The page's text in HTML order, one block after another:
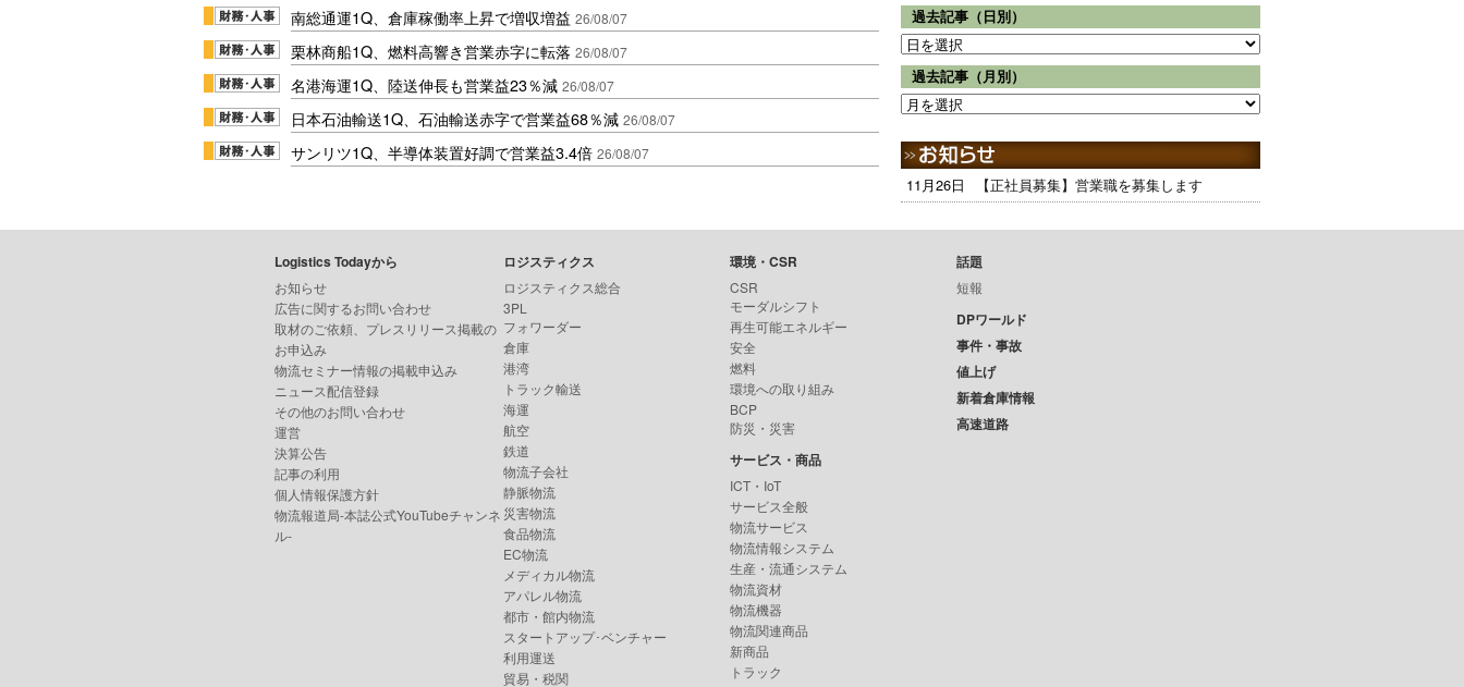
南総通運1Q、倉庫稼働率上昇で増収増益 26/08/07
栗林商船1Q、燃料高響き営業赤字に転落 26/08/07
名港海運1Q、陸送伸長も営業益23％減 26/08/07
日本石油輸送1Q、石油輸送赤字で営業益68％減 26/08/07
サンリツ1Q、半導体装置好調で営業益3.4倍 26/08/07
過去記事（日別）
過去記事（月別）
11月26日 【正社員募集】営業職を募集します
Logistics Todayから
お知らせ
広告に関するお問い合わせ
取材のご依頼、プレスリリース掲載の
お申込み
物流セミナー情報の掲載申込み
ニュース配信登録
その他のお問い合わせ
運営
決算公告
記事の利用
個人情報保護方針
物流報道局-本誌公式YouTubeチャンネ
ル-
ロジスティクス
ロジスティクス総合
3PL
フォワーダー
倉庫
港湾
トラック輸送
海運
航空
鉄道
物流子会社
静脈物流
災害物流
食品物流
EC物流
メディカル物流
アパレル物流
都市・館内物流
スタートアップ･ベンチャー
利用運送
貿易・税関
環境・CSR
CSR
モーダルシフト
再生可能エネルギー
安全
燃料
環境への取り組み
BCP
防災・災害
サービス・商品
ICT・IoT
サービス全般
物流サービス
物流情報システム
生産・流通システム
物流資材
物流機器
物流関連商品
新商品
トラック
話題
短報
DPワールド
事件・事故
値上げ
新着倉庫情報
高速道路